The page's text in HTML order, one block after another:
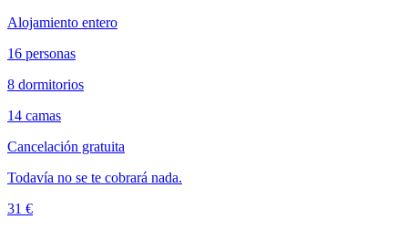
Alojamiento entero
16 personas
8 dormitorios
14 camas
Cancelación gratuita
Todavía no se te cobrará nada.
31 €